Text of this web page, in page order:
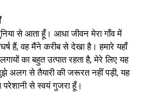
से आता हूँ। आधा जीवन मेरा गाँव में
हैं, वह मैंने करीब से देखा है। हमारे यहाँ
का बहुत उत्पात रहता है, मेरे लिए यह
अलग से तैयारी की जरूरत नहीं पड़ी, यह
से स्वयं गुजरा हूँ।